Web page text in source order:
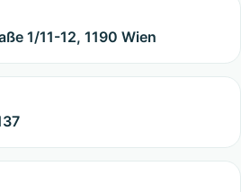
1/11-12, 1190 Wien